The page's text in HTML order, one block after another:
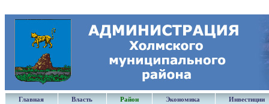
Главная Власть Район Экономика Инвестиции